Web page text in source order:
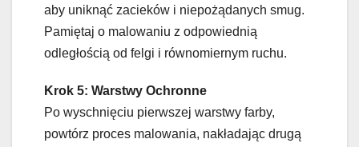
aby uniknąć zacieków i niepożądanych smug.
Pamiętaj o malowaniu z odpowiednią
odległością od felgi i równomiernym ruchu.
Krok 5: Warstwy Ochronne
Po wyschnięciu pierwszej warstwy farby,
powtórz proces malowania, nakładając drugą